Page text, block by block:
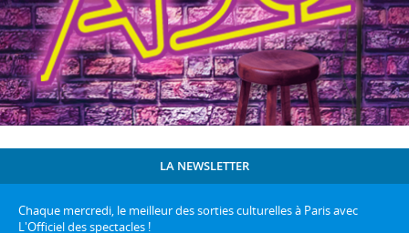
LA NEWSLETTER
Chaque mercredi, le meilleur des sorties culturelles à Paris avec
L'Officiel des spectacles !